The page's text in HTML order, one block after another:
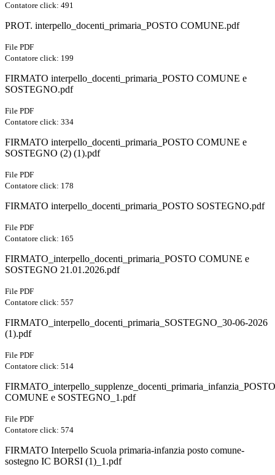
Contatore click: 491
PROT. interpello_docenti_primaria_POSTO COMUNE.pdf
File PDF
Contatore click: 199
FIRMATO interpello_docenti_primaria_POSTO COMUNE e
SOSTEGNO.pdf
File PDF
Contatore click: 334
FIRMATO interpello_docenti_primaria_POSTO COMUNE e
SOSTEGNO (2) (1).pdf
File PDF
Contatore click: 178
FIRMATO interpello_docenti_primaria_POSTO SOSTEGNO.pdf
File PDF
Contatore click: 165
FIRMATO_interpello_docenti_primaria_POSTO COMUNE e
SOSTEGNO 21.01.2026.pdf
File PDF
Contatore click: 557
FIRMATO_interpello_docenti_primaria_SOSTEGNO_30-06-2026
(1).pdf
File PDF
Contatore click: 514
FIRMATO_interpello_supplenze_docenti_primaria_infanzia_POSTO
COMUNE e SOSTEGNO_1.pdf
File PDF
Contatore click: 574
FIRMATO Interpello Scuola primaria-infanzia posto comune-
sostegno IC BORSI (1)_1.pdf